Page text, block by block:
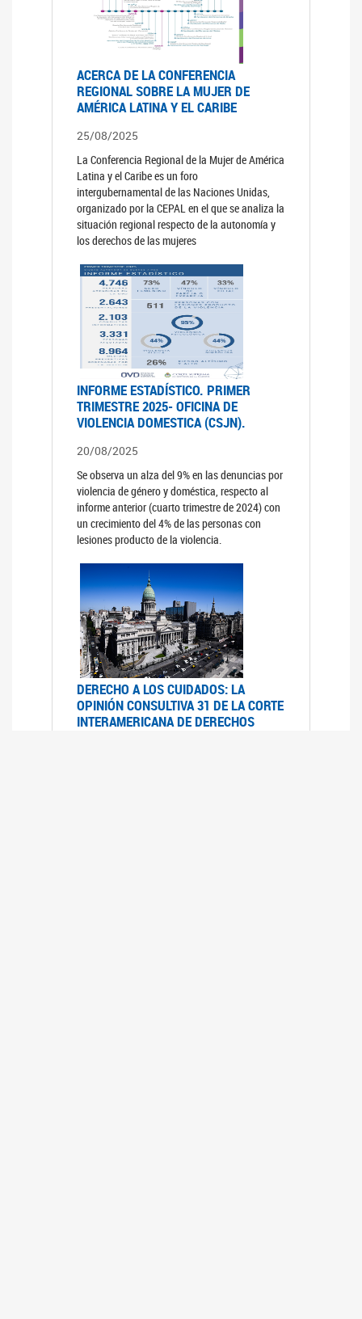
ACERCA DE LA CONFERENCIA
REGIONAL SOBRE LA MUJER DE
AMÉRICA LATINA Y EL CARIBE
25/08/2025
La Conferencia Regional de la Mujer de América
Latina y el Caribe es un foro
intergubernamental de las Naciones Unidas,
organizado por la CEPAL en el que se analiza la
situación regional respecto de la autonomía y
los derechos de las mujeres
INFORME ESTADÍSTICO. PRIMER
TRIMESTRE 2025- OFICINA DE
VIOLENCIA DOMESTICA (CSJN).
20/08/2025
Se observa un alza del 9% en las denuncias por
violencia de género y doméstica, respecto al
informe anterior (cuarto trimestre de 2024) con
un crecimiento del 4% de las personas con
lesiones producto de la violencia.
DERECHO A LOS CUIDADOS: LA
OPINIÓN CONSULTIVA 31 DE LA CORTE
INTERAMERICANA DE DERECHOS